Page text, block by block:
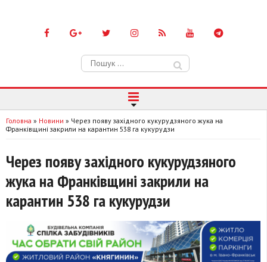
Пошук:
Головна » Новини » Через появу західного кукурудзяного жука на
Франківщині закрили на карантин 538 га кукурудзи
Через появу західного кукурудзяного
жука на Франківщині закрили на
карантин 538 га кукурудзи